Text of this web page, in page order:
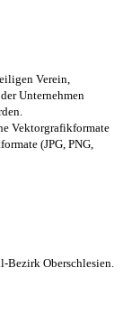
Verein,
Unternehmen
Vektorgrafikformate
(JPG, PNG,
Bezirk Oberschlesien.